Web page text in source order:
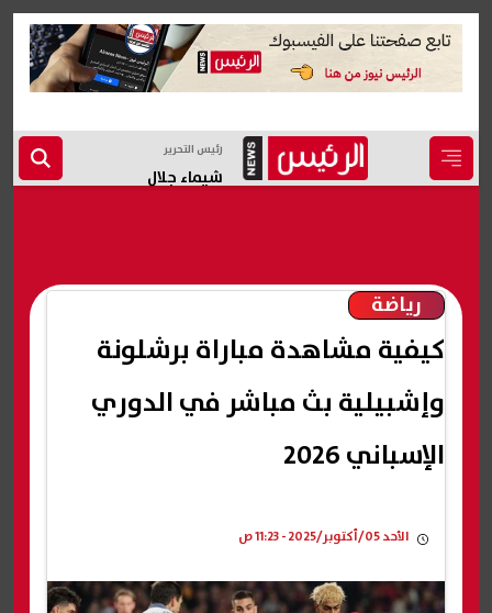
رئيس التحرير
شيماء جلال
رياضة
كيفية مشاهدة مباراة برشلونة
وإشبيلية بث مباشر في الدوري
الإسباني 2026
الأحد 05/أكتوبر/2025 - 11:23 ص